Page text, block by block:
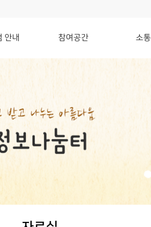
안내 참여공간 소